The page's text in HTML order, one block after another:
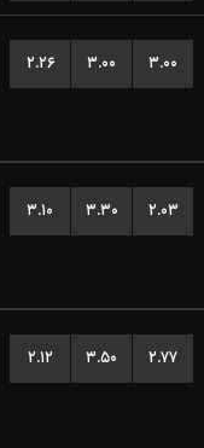
۲.۲۶ ۳.۰۰ ۳.۰۰
۳.۱۰ ۳.۳۰ ۲.۰۳
۲.۱۲ ۳.۵۰ ۲.۷۷